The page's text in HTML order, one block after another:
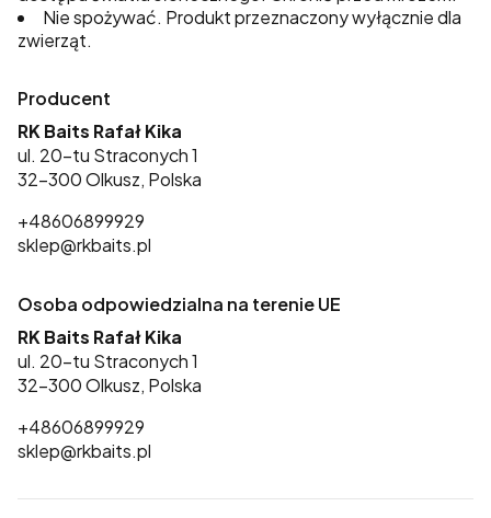
Nie spożywać. Produkt przeznaczony wyłącznie dla
zwierząt.
Producent
RK Baits Rafał Kika
ul. 20-tu Straconych 1
32-300 Olkusz, Polska
+48606899929
sklep@rkbaits.pl
Osoba odpowiedzialna na terenie UE
RK Baits Rafał Kika
ul. 20-tu Straconych 1
32-300 Olkusz, Polska
+48606899929
sklep@rkbaits.pl